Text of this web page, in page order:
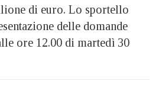
di euro. Lo sportello
delle domande
ore 12.00 di martedì 30